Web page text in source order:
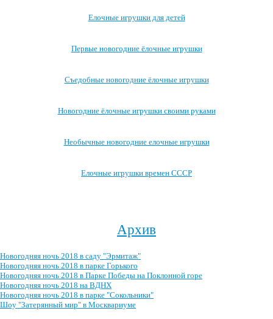
Елочные игрушки для детей
Первые новогодние ёлочные игрушки
Съедобные новогодние ёлочные игрушки
Новогодние ёлочные игрушки своими руками
Необычные новогодние елочные игрушки
Елочные игрушки времен СССР
Архив
Новогодняя ночь 2018 в саду "Эрмитаж"
Новогодняя ночь 2018 в парке Горького
Новогодняя ночь 2018 в Парке Победы на Поклонной горе
Новогодняя ночь 2018 на ВДНХ
Новогодняя ночь 2018 в парке "Сокольники"
Шоу "Затерянный мир" в Москвариуме